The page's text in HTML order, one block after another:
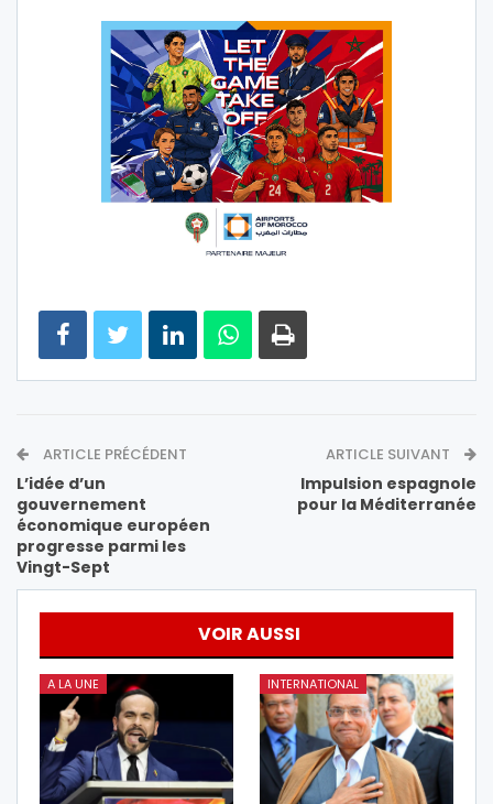
ARTICLE PRÉCÉDENT
L’idée d’un
gouvernement
économique européen
progresse parmi les
Vingt-Sept
ARTICLE SUIVANT
Impulsion espagnole
pour la Méditerranée
VOIR AUSSI
A LA UNE INTERNATIONAL